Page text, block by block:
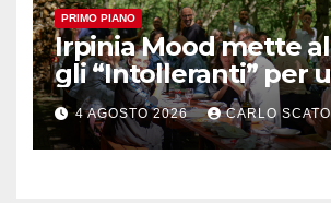
PRIMO PIANO
Irpinia Mood mette
gli “Intolleranti” per
rivoluzione
cibo
4 AGOSTO 2026 CARLO